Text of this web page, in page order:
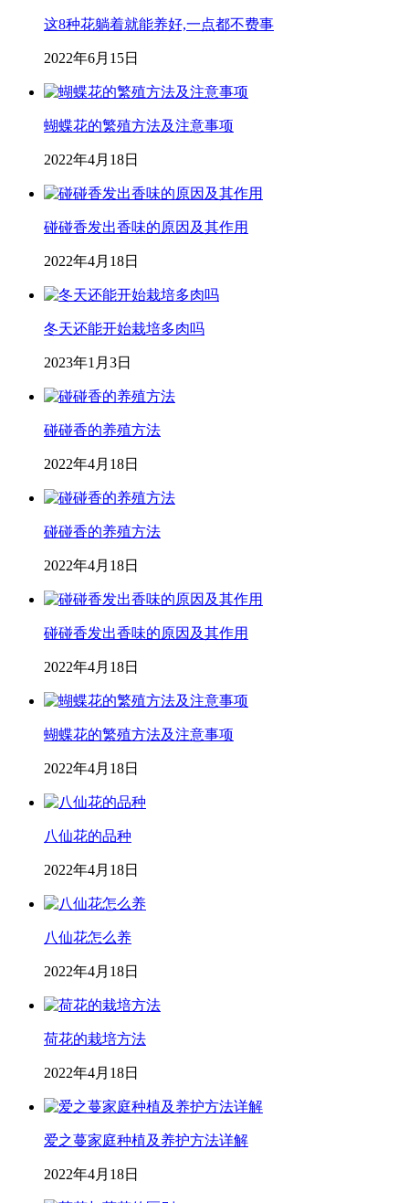
这8种花躺着就能养好,一点都不费事
2022年6月15日
蝴蝶花的繁殖方法及注意事项
2022年4月18日
碰碰香发出香味的原因及其作用
2022年4月18日
冬天还能开始栽培多肉吗
2023年1月3日
碰碰香的养殖方法
2022年4月18日
碰碰香的养殖方法
2022年4月18日
碰碰香发出香味的原因及其作用
2022年4月18日
蝴蝶花的繁殖方法及注意事项
2022年4月18日
八仙花的品种
2022年4月18日
八仙花怎么养
2022年4月18日
荷花的栽培方法
2022年4月18日
爱之蔓家庭种植及养护方法详解
2022年4月18日